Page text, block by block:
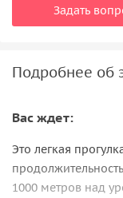
Задать
Подробнее об
Вас ждет:
Это легкая
1000 метров над